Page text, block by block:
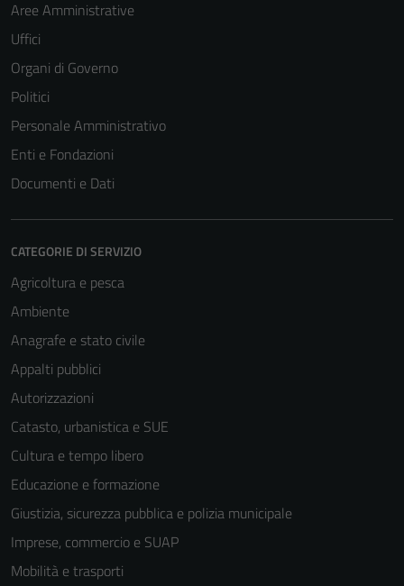
Aree Amministrative
Uffici
Organi di Governo
Politici
Personale Amministrativo
Enti e Fondazioni
Documenti e Dati
CATEGORIE DI SERVIZIO
Agricoltura e pesca
Ambiente
Anagrafe e stato civile
Appalti pubblici
Autorizzazioni
Catasto, urbanistica e SUE
Cultura e tempo libero
Educazione e formazione
Giustizia, sicurezza pubblica e polizia municipale
Imprese, commercio e SUAP
Mobilità e trasporti